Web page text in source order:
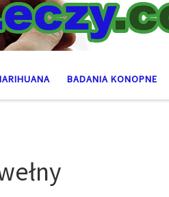
BADANIA KONOPNE